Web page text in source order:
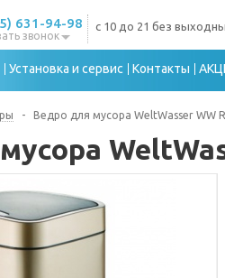
631-94-98
звонок
с 10 до 21 без
Установка и сервис Контакты
- Ведро для мусора WeltWasser WW